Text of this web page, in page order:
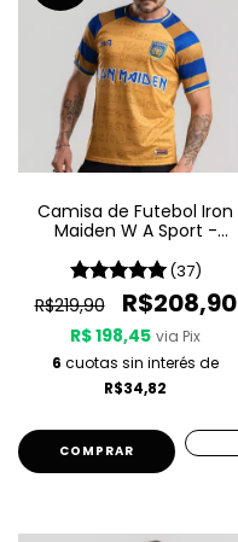
Camisa de Futebol Iron
Maiden W A Sport -
(37)
R$219,90 R$208,90
R$ 198,45 via Pix
6 cuotas sin interés de
R$34,82
COMPRAR